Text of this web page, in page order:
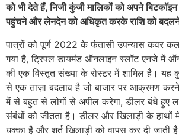
को भी देते हैं, निजी कुंजी मालिकों को अपने
पहुंचने और लेनदेन को अधिकृत करके राशि को बदलने
पात्रों को पूर्ण 2022 के फंतासी उपन्यास कवर
गया है, ट्रिपल डायमंड ऑनलाइन स्लॉट एनजे में
की एक विस्तृत संख्या के रोस्टर में शामिल है।
से एक ताज़ा बदलाव है जो बाजार पर आक्रमण
में से बहुत से लोगों से अपील करेगा, डीलर बंधे हुए
संबंधों को जीतता है। डीलर और खिलाड़ी के हाथों
धक्का है और शर्त खिलाड़ी को वापस कर दी जाती